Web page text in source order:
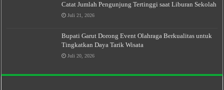
Catat Jumlah Pengunjung Tertinggi saat Liburan Sekolah
Juli 21, 2026
Bupati Garut Dorong Event Olahraga Berkualitas untuk
Tingkatkan Daya Tarik Wisata
Juli 20, 2026